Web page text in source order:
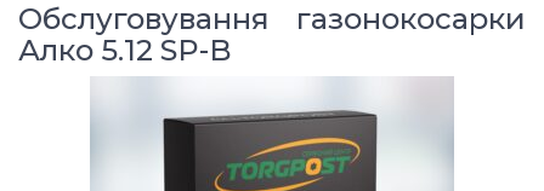
Обслуговування газонокосарки
Алко 5.12 SP-B